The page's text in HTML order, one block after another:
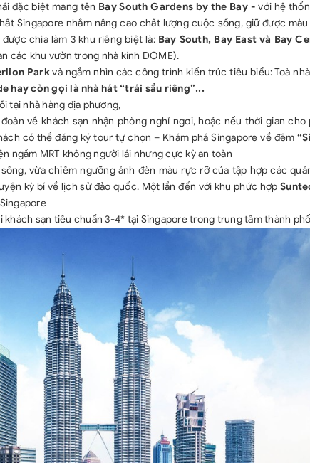
đặc biệt mang tên Bay South Gardens by the Bay - với hệ
Singapore nhằm nâng cao chất lượng cuộc sống, giữ được
chia làm 3 khu riêng biệt là: Bay South, Bay East và Bay
các khu vườn trong nhà kính DOME).
Parkvà ngắm nhìn các công trình kiến trúc tiêu biểu: Toà
hay còn gọi là nhà hát “trái sầu riêng”...
tại nhà hàng địa phương,
về khách sạn nhận phòng nghỉ ngơi, hoặc nếu thời gian
có thể đăng ký tour tự chọn – Khám phá Singapore về đêm
ngầm MRT không người lái nhưng cực kỳ an toàn
vừa chiêm ngưỡng ánh đèn màu rực rỡ của tập hợp các
kỳ bí về lịch sử đảo quốc. Một lần đến với khu phức hợp
khách sạn tiêu chuẩn 3-4* tại Singapore trong trung tâm thành